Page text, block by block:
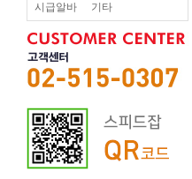
시급알바 기타